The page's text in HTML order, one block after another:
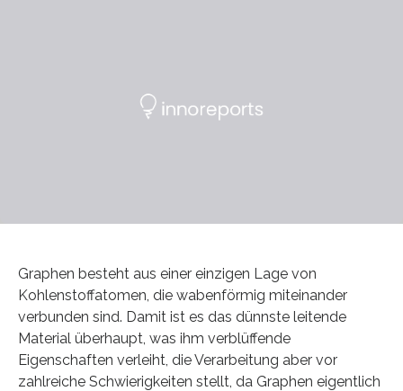
Graphen besteht aus einer einzigen Lage von
Kohlenstoffatomen, die wabenförmig miteinander
verbunden sind. Damit ist es das dünnste leitende
Material überhaupt, was ihm verblüffende
Eigenschaften verleiht, die Verarbeitung aber vor
zahlreiche Schwierigkeiten stellt, da Graphen eigentlich